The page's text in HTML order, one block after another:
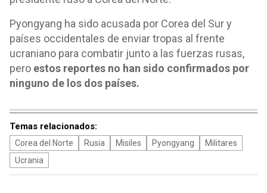
Pyongyang ha sido acusada por Corea del Sur y
países occidentales de enviar tropas al frente
ucraniano para combatir junto a las fuerzas rusas,
pero estos reportes no han sido confirmados por
ninguno de los dos países.
Temas relacionados:
Corea del Norte Rusia Misiles Pyongyang
Militares
Ucrania